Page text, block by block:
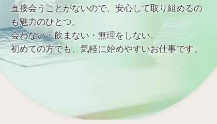
直接会うことがないので、安心して取り組めるの
も魅力のひとつ。
会わない・飲まない・無理をしない。
初めての方でも、気軽に始めやすいお仕事です。